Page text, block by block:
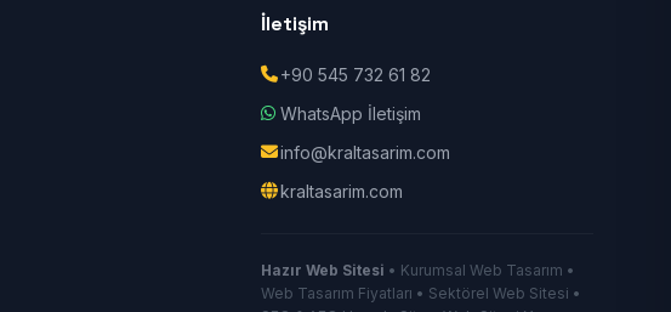
İletişim
+90 545 732 61 82
WhatsApp İletişim
info@kraltasarim.com
kraltasarim.com
Hazır Web Sitesi • Kurumsal Web Tasarım •
Web Tasarım Fiyatları • Sektörel Web Sitesi •